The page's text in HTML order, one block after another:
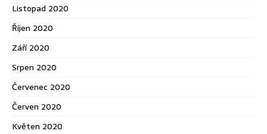
Listopad 2020
Říjen 2020
Září 2020
Srpen 2020
Červenec 2020
Červen 2020
Květen 2020